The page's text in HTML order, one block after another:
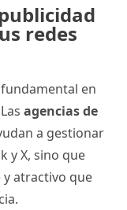
redes
en
agencias de
a gestionar
y X, sino que
atractivo que